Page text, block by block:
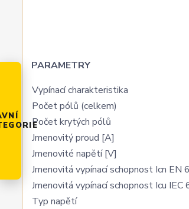
PARAMETRY
Vypínací charakteristika
Počet pólů (celkem)
Počet krytých pólů
Jmenovitý proud [A]
Jmenovité napětí [V]
Jmenovitá vypínací schopnost Icn
Jmenovitá vypínací schopnost Icu
Typ napětí